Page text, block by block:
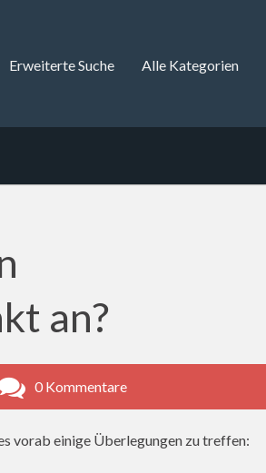
Erweiterte Suche Alle Kategorien
an?
0 Kommentare
vorab einige Überlegungen zu treffen: